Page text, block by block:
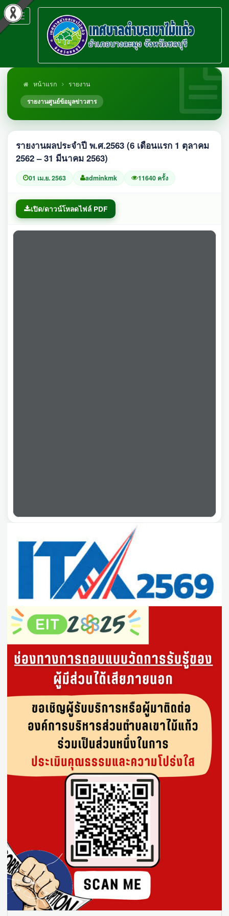
Toggle
navigation
หน้าแรก
รายงาน
รายงานศูนย์ข้อมูลข่าวสาร
รายงานผลประจำปี พ.ศ.2563 (6 เดือนแรก 1 ตุลาคม
2562 – 31 มีนาคม 2563)
01 เม.ย. 2563 adminkmk 11640 ครั้ง
เปิด/ดาวน์โหลดไฟล์ PDF